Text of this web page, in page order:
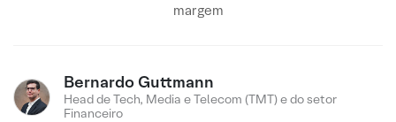
margem
Bernardo Guttmann
Head de Tech, Media e Telecom (TMT) e do setor
Financeiro